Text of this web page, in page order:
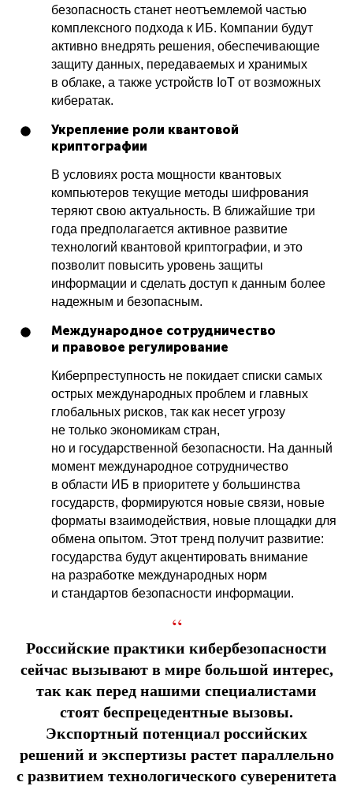
безопасность станет неотъемлемой частью
комплексного подхода к ИБ. Компании будут
активно внедрять решения, обеспечивающие
защиту данных, передаваемых и хранимых
в облаке, а также устройств IoT от возможных
кибератак.
Укрепление роли квантовой
криптографии
В условиях роста мощности квантовых
компьютеров текущие методы шифрования
теряют свою актуальность. В ближайшие три
года предполагается активное развитие
технологий квантовой криптографии, и это
позволит повысить уровень защиты
информации и сделать доступ к данным более
надежным и безопасным.
Международное сотрудничество
и правовое регулирование
Киберпреступность не покидает списки самых
острых международных проблем и главных
глобальных рисков, так как несет угрозу
не только экономикам стран,
но и государственной безопасности. На данный
момент международное сотрудничество
в области ИБ в приоритете у большинства
государств, формируются новые связи, новые
форматы взаимодействия, новые площадки для
обмена опытом. Этот тренд получит развитие:
государства будут акцентировать внимание
на разработке международных норм
и стандартов безопасности информации.
“
Российские практики кибербезопасности
сейчас вызывают в мире большой интерес,
так как перед нашими специалистами
стоят беспрецедентные вызовы.
Экспортный потенциал российских
решений и экспертизы растет параллельно
с развитием технологического суверенитета